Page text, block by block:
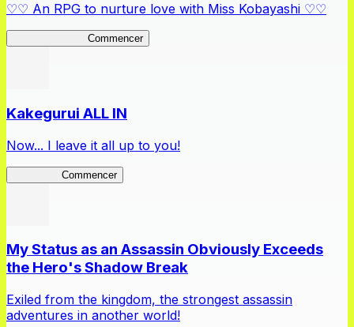
♡♡ An RPG to nurture love with Miss Kobayashi ♡♡
Commencer
Kakegurui ALL IN
Now... I leave it all up to you!
Commencer
My Status as an Assassin Obviously Exceeds
the Hero's Shadow Break
Exiled from the kingdom, the strongest assassin
adventures in another world!